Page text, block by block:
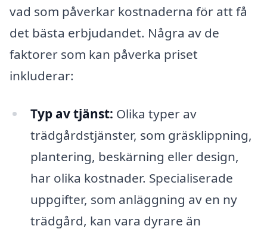
vad som påverkar kostnaderna för att få
det bästa erbjudandet. Några av de
faktorer som kan påverka priset
inkluderar:
Typ av tjänst: Olika typer av
trädgårdstjänster, som gräsklippning,
plantering, beskärning eller design,
har olika kostnader. Specialiserade
uppgifter, som anläggning av en ny
trädgård, kan vara dyrare än